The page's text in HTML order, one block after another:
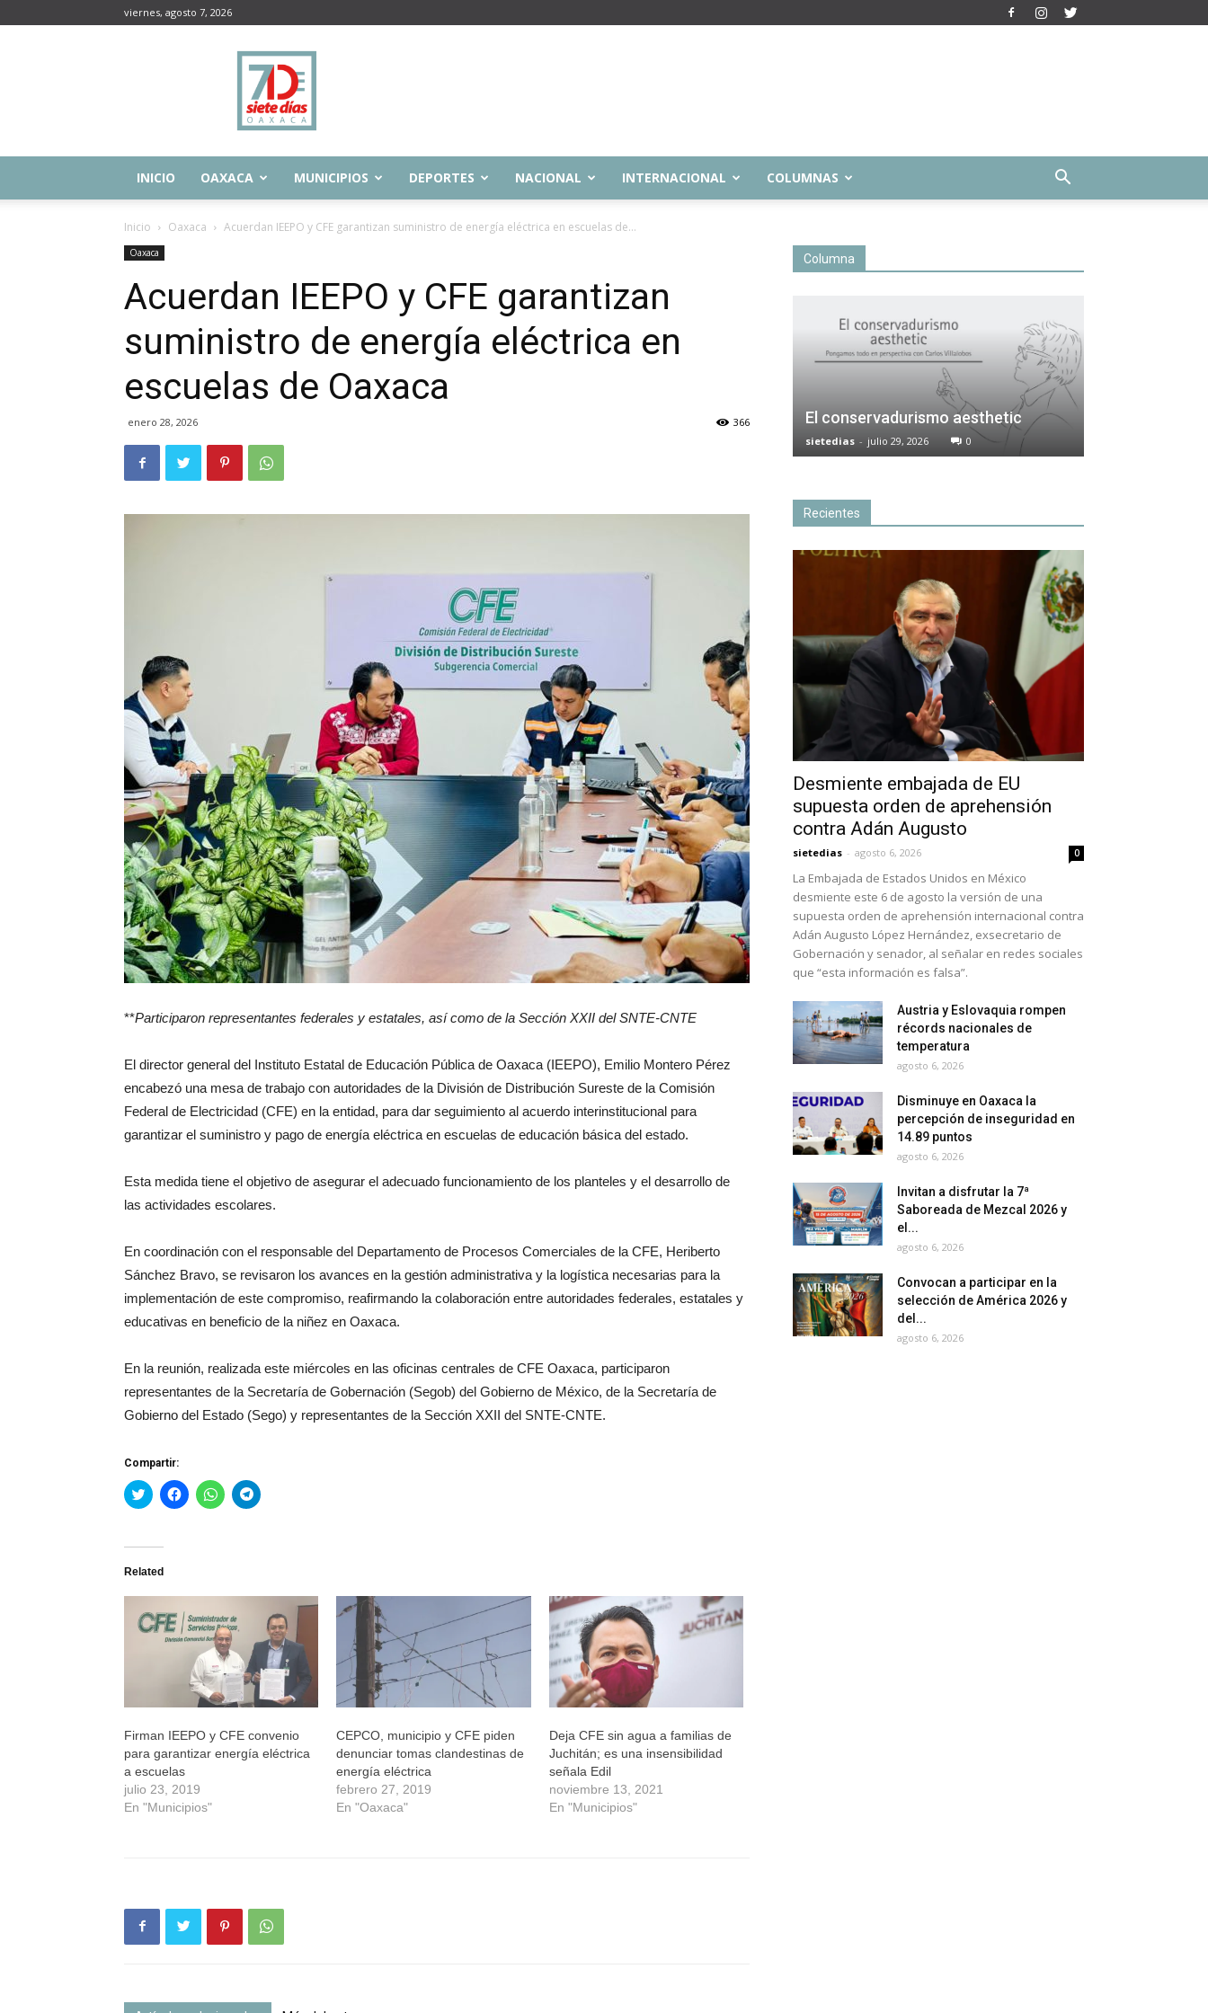
viernes, agosto 7, 2026
Siete
Días
Oaxaca
INICIO OAXACA MUNICIPIOS DEPORTES NACIONAL INTERNACIONAL COLUMNAS
Inicio Oaxaca Acuerdan IEEPO y CFE garantizan suministro de energía eléctrica en escuelas de...
Oaxaca
Acuerdan IEEPO y CFE garantizan
suministro de energía eléctrica en
escuelas de Oaxaca
enero 28, 2026 366
**Participaron representantes federales y estatales, así como de la Sección XXII del SNTE-CNTE
El director general del Instituto Estatal de Educación Pública de Oaxaca (IEEPO), Emilio Montero Pérez
encabezó una mesa de trabajo con autoridades de la División de Distribución Sureste de la Comisión
Federal de Electricidad (CFE) en la entidad, para dar seguimiento al acuerdo interinstitucional para
garantizar el suministro y pago de energía eléctrica en escuelas de educación básica del estado.
Esta medida tiene el objetivo de asegurar el adecuado funcionamiento de los planteles y el desarrollo de
las actividades escolares.
En coordinación con el responsable del Departamento de Procesos Comerciales de la CFE, Heriberto
Sánchez Bravo, se revisaron los avances en la gestión administrativa y la logística necesarias para la
implementación de este compromiso, reafirmando la colaboración entre autoridades federales, estatales y
educativas en beneficio de la niñez en Oaxaca.
En la reunión, realizada este miércoles en las oficinas centrales de CFE Oaxaca, participaron
representantes de la Secretaría de Gobernación (Segob) del Gobierno de México, de la Secretaría de
Gobierno del Estado (Sego) y representantes de la Sección XXII del SNTE-CNTE.
Compartir:
Haz
clic
Twitter
abre
una
ventana
nueva)
Haz
clic
una
ventana
nueva)
Haz
clic
una
nueva)
Haz
clic
una
ventana
nueva)
Related
Firman IEEPO y CFE convenio
para garantizar energía eléctrica
a escuelas
julio 23, 2019
En "Municipios"
CEPCO, municipio y CFE piden
denunciar tomas clandestinas de
energía eléctrica
febrero 27, 2019
En "Oaxaca"
Deja CFE sin agua a familias de
Juchitán; es una insensibilidad
señala Edil
noviembre 13, 2021
En "Municipios"
Columna
El conservadurismo aesthetic
sietedias - julio 29, 2026 0
Recientes
Desmiente embajada de EU
supuesta orden de aprehensión
contra Adán Augusto
sietedias - agosto 6, 2026 0
La Embajada de Estados Unidos en México
desmiente este 6 de agosto la versión de una
supuesta orden de aprehensión internacional contra
Adán Augusto López Hernández, exsecretario de
Gobernación y senador, al señalar en redes sociales
que “esta información es falsa”.
Austria y Eslovaquia rompen
récords nacionales de
temperatura
agosto 6, 2026
Disminuye en Oaxaca la
percepción de inseguridad en
14.89 puntos
agosto 6, 2026
Invitan a disfrutar la 7ª
Saboreada de Mezcal 2026 y
el...
agosto 6, 2026
Convocan a participar en la
selección de América 2026 y
del...
agosto 6, 2026